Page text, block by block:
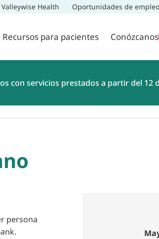
Health Oportunidades de empleo
Recursos para pacientes Conózcanos
con servicios prestados a partir del 12
persona